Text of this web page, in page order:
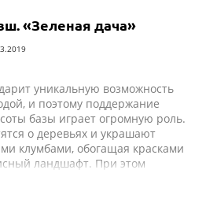
«Зеленая дача»
уникальную возможность
и поэтому поддержание
базы играет огромную роль.
о деревьях и украшают
клумбами, обогащая красками
ландшафт. При этом